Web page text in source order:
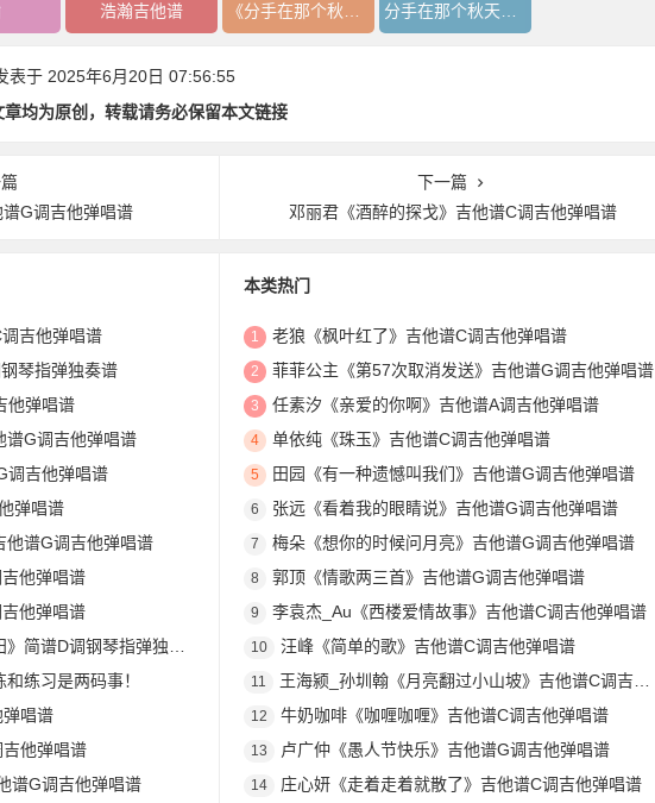
浩瀚吉他谱
表于 2025年6月20日 07:56:55
均为原创，转载请务必保留本文链接
篇
G调吉他弹唱谱
下一篇
邓丽君《酒醉的探戈》吉他谱C调吉他弹唱谱
吉他弹唱谱
琴指弹独奏谱
他弹唱谱
谱G调吉他弹唱谱
调吉他弹唱谱
弹唱谱
他谱G调吉他弹唱谱
他弹唱谱
他弹唱谱
谱D调钢琴指弹独奏谱
练习是两码事！
唱谱
他弹唱谱
谱G调吉他弹唱谱
本类热门
1 老狼《枫叶红了》吉他谱C调吉他弹唱谱
2 菲菲公主《第57次取消发送》吉他谱G调吉他弹唱谱
3 任素汐《亲爱的你啊》吉他谱A调吉他弹唱谱
4 单依纯《珠玉》吉他谱C调吉他弹唱谱
5 田园《有一种遗憾叫我们》吉他谱G调吉他弹唱谱
6 张远《看着我的眼睛说》吉他谱G调吉他弹唱谱
7 梅朵《想你的时候问月亮》吉他谱G调吉他弹唱谱
8 郭顶《情歌两三首》吉他谱G调吉他弹唱谱
9 李袁杰_Au《西楼爱情故事》吉他谱C调吉他弹唱谱
10 汪峰《简单的歌》吉他谱C调吉他弹唱谱
11 王海颍_孙圳翰《月亮翻过小山坡》吉他谱C调吉他弹唱谱
12 牛奶咖啡《咖喱咖喱》吉他谱C调吉他弹唱谱
13 卢广仲《愚人节快乐》吉他谱G调吉他弹唱谱
14 庄心妍《走着走着就散了》吉他谱C调吉他弹唱谱